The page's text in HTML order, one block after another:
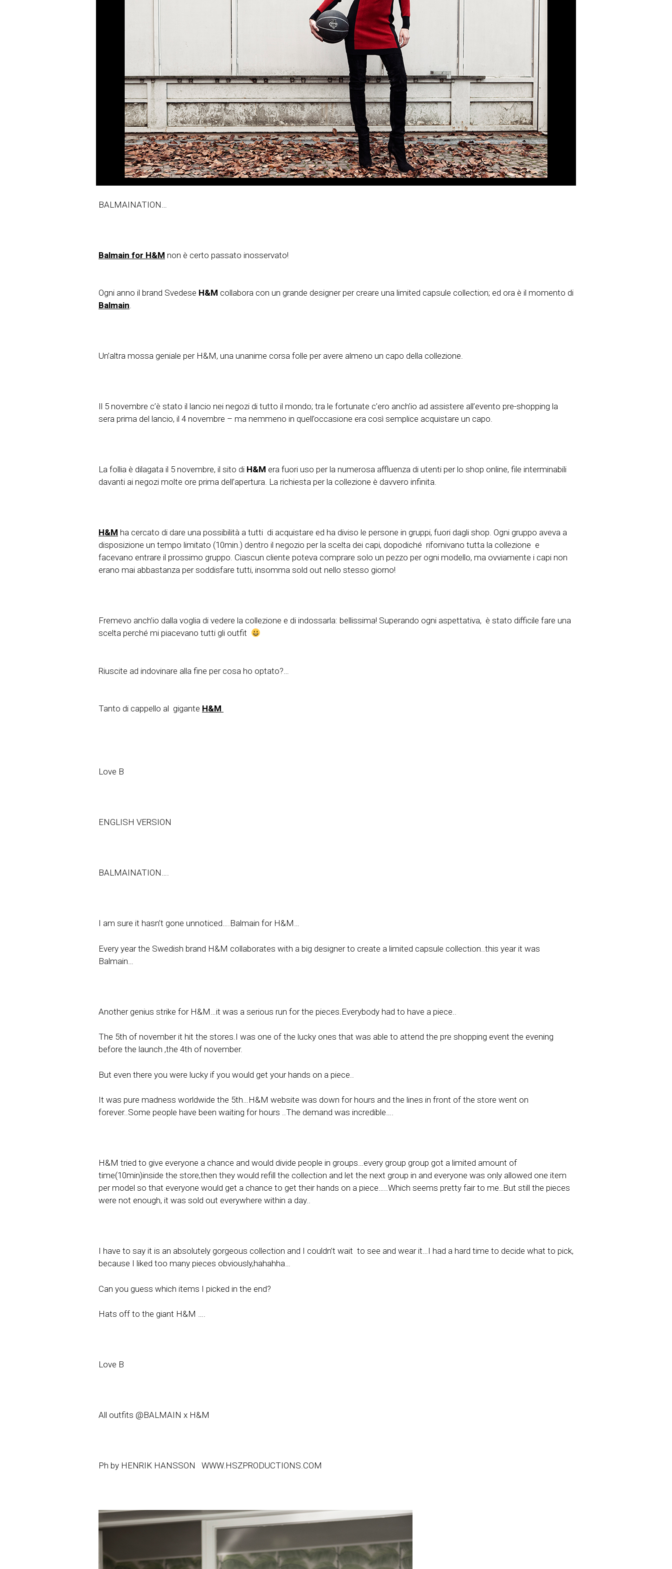
BALMAINATION…
Balmain for H&M non è certo passato inosservato!
Ogni anno il brand Svedese H&M collabora con un grande designer per creare una limited capsule collection; ed ora è il momento di
Balmain.
Un’altra mossa geniale per H&M, una unanime corsa folle per avere almeno un capo della collezione.
Il 5 novembre c’è stato il lancio nei negozi di tutto il mondo; tra le fortunate c’ero anch’io ad assistere all’evento pre-shopping la
sera prima del lancio, il 4 novembre – ma nemmeno in quell’occasione era così semplice acquistare un capo.
La follia è dilagata il 5 novembre, il sito di H&M era fuori uso per la numerosa affluenza di utenti per lo shop online, file interminabili
davanti ai negozi molte ore prima dell’apertura. La richiesta per la collezione è davvero infinita.
H&M ha cercato di dare una possibilità a tutti di acquistare ed ha diviso le persone in gruppi, fuori dagli shop. Ogni gruppo aveva a
disposizione un tempo limitato (10min.) dentro il negozio per la scelta dei capi, dopodiché rifornivano tutta la collezione e
facevano entrare il prossimo gruppo. Ciascun cliente poteva comprare solo un pezzo per ogni modello, ma ovviamente i capi non
erano mai abbastanza per soddisfare tutti, insomma sold out nello stesso giorno!
Fremevo anch’io dalla voglia di vedere la collezione e di indossarla: bellissima! Superando ogni aspettativa, è stato difficile fare una
scelta perché mi piacevano tutti gli outfit
Riuscite ad indovinare alla fine per cosa ho optato?…
Tanto di cappello al gigante H&M
Love B
ENGLISH VERSION
BALMAINATION….
I am sure it hasn’t gone unnoticed….Balmain for H&M…
Every year the Swedish brand H&M collaborates with a big designer to create a limited capsule collection..this year it was
Balmain…
Another genius strike for H&M…it was a serious run for the pieces.Everybody had to have a piece..
The 5th of november it hit the stores.I was one of the lucky ones that was able to attend the pre shopping event the evening
before the launch ,the 4th of november.
But even there you were lucky if you would get your hands on a piece..
It was pure madness worldwide the 5th…H&M website was down for hours and the lines in front of the store went on
forever..Some people have been waiting for hours ..The demand was incredible….
H&M tried to give everyone a chance and would divide people in groups…every group group got a limited amount of
time(10min)inside the store,then they would refill the collection and let the next group in and everyone was only allowed one item
per model so that everyone would get a chance to get their hands on a piece…..Which seems pretty fair to me..But still the pieces
were not enough, it was sold out everywhere within a day..
I have to say it is an absolutely gorgeous collection and I couldn’t wait to see and wear it…I had a hard time to decide what to pick,
because I liked too many pieces obviously,hahahha…
Can you guess which items I picked in the end?
Hats off to the giant H&M ….
Love B
All outfits @BALMAIN x H&M
Ph by HENRIK HANSSON WWW.HSZPRODUCTIONS.COM